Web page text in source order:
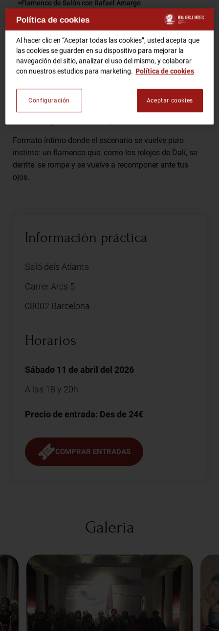
RCA TV
Gastronomic Experience 360º
Entradas Eventos
Flamenco de Salón con Rafael Amargo
Comparte
Barcelona para encontrarse de frente con el
surrealismo. No es solo un espectáculo; es un diálogo
Formato íntimo donde el escenario se vuelve puro
instinto: un flamenco que, como los relojes de Dalí, se
derrite, se rompe y se vuelve a recomponer ante tus
ojos.
Información práctica
Saló dels Atlants
Carrer Arcs 5
08002 Barcelona
Horarios
Sábado 11 de abril del 2026
A las 18 y 20h
Precio de entrada: Des de 24€
COMPRAR ENTRADAS
Galeria
Política de cookies
Al hacer clic en “Aceptar todas las cookies”, usted acepta que
las cookies se guarden en su dispositivo para mejorar la
navegación del sitio, analizar el uso del mismo, y colaborar
con nuestros estudios para marketing. Política de cookies
Aceptar cookies
Configuración